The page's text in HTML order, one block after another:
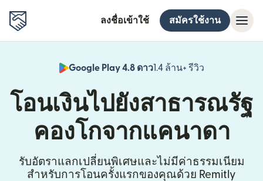
ลงชื่อเข้าใช้ สมัครใช้งาน
Google Play 4.8 ดาว1.4 ล้าน+ รีวิว
(เปิดในหน้าต่
โอนเงินไปยังสาธารณรัฐ
คองโกจากแคนาดา
รับอัตราแลกเปลี่ยนพิเศษและไม่มีค่าธรรมเนียม
สำหรับการโอนครั้งแรกของคุณด้วย Remitly